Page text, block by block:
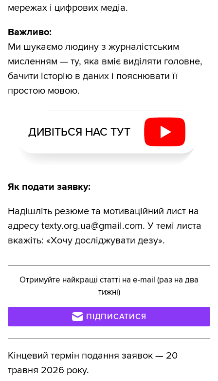
мережах і цифрових медіа.
Важливо:
Ми шукаємо людину з журналістським
мисленням — ту, яка вміє виділяти головне,
бачити історію в даних і пояснювати її
простою мовою.
ДИВІТЬСЯ НАС ТУТ
Як подати заявку:
Надішліть резюме та мотиваційний лист на
адресу texty.org.ua@gmail.com. У темі листа
вкажіть: «Хочу досліджувати дезу».
Отримуйте найкращі статті на e-mail (раз на два
тижні)
ПІДПИСАТИСЯ
Кінцевий термін подання заявок — 20
травня 2026 року.